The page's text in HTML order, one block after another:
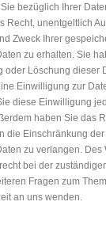
bezüglich Ihrer
Recht, unentgeltlich
Zweck Ihrer
zu erhalten. Sie
oder Löschung dieser
Einwilligung zur
diese Einwilligung
haben Sie das
die Einschränkung
zu verlangen. Des
bei der
Fragen zum
an uns wenden.